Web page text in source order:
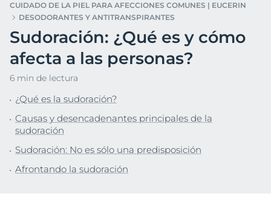
CUIDADO DE LA PIEL PARA AFECCIONES COMUNES | EUCERIN
DESODORANTES Y ANTITRANSPIRANTES
Sudoración: ¿Qué es y cómo
afecta a las personas?
6 min de lectura
¿Qué es la sudoración?
Causas y desencadenantes principales de la
sudoración
Sudoración: No es sólo una predisposición
Afrontando la sudoración